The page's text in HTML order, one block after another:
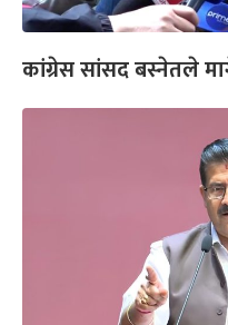
कांग्रेस सांसद बस्नेतले